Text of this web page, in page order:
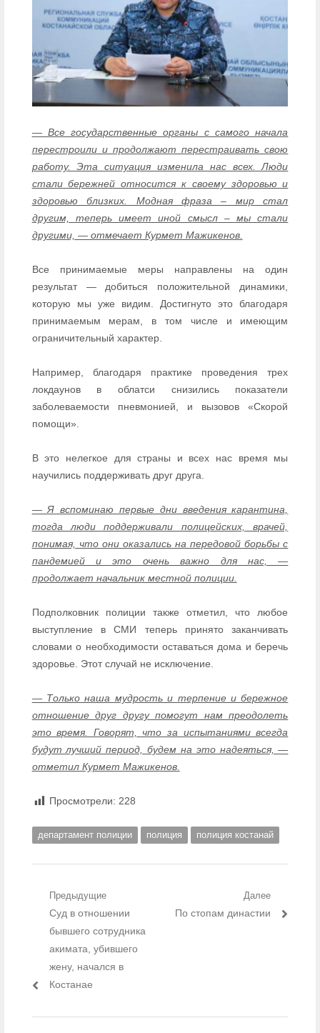
— Все государственные органы с самого начала
перестроили и продолжают перестраивать свою
работу. Эта ситуация изменила нас всех. Люди
стали бережней относится к своему здоровью и
здоровью близких. Модная фраза – мир стал
другим, теперь имеет иной смысл – мы стали
другими, — отмечает Курмет Мажикенов.
Все принимаемые меры направлены на один
результат — добиться положительной динамики,
которую мы уже видим. Достигнуто это благодаря
принимаемым мерам, в том числе и имеющим
ограничительный характер.
Например, благодаря практике проведения трех
локдаунов в облатси снизились показатели
заболеваемости пневмонией, и вызовов «Скорой
помощи».
В это нелегкое для страны и всех нас время мы
научились поддерживать друг друга.
— Я вспоминаю первые дни введения карантина,
тогда люди поддерживали полицейских, врачей,
понимая, что они оказались на передовой борьбы с
пандемией и это очень важно для нас, —
продолжает начальник местной полиции.
Подполковник полиции также отметил, что любое
выступление в СМИ теперь принято заканчивать
словами о необходимости оставаться дома и беречь
здоровье. Этот случай не исключение.
— Только наша мудрость и терпение и бережное
отношение друг другу помогут нам преодолеть
это время. Говорят, что за испытаниями всегда
будут лучший период, будем на это надеяться, —
отметил Курмет Мажикенов.
Просмотрели: 228
департамент полиции полиция полиция костанай
Навигация по записям
Предыдущие
Предыдущий пост:
Суд в отношении
бывшего сотрудника
акимата, убившего
жену, начался в
Костанае
Далее
Следующий пост:
По стопам династии